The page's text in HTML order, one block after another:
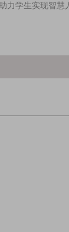
力学生实现智慧